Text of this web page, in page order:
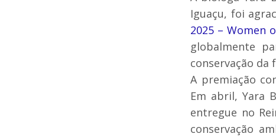
Iguaçu, foi
2025 – Women
globalmente
conservação da
A premiação
Em abril, Yara
entregue no
conservação